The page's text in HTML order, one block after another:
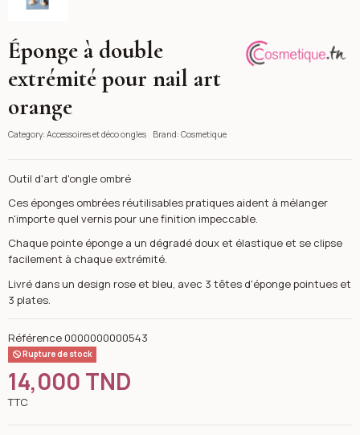
Cosmetique
Éponge à double
extrémité pour nail art
orange
Category: Accessoires et déco ongles Brand: Cosmetique
Outil d'art d'ongle ombré
Ces éponges ombrées réutilisables pratiques aident à mélanger
n'importe quel vernis pour une finition impeccable.
Chaque pointe éponge a un dégradé doux et élastique et se clipse
facilement à chaque extrémité.
Livré dans un design rose et bleu, avec 3 têtes d'éponge pointues et
3 plates.
Référence 0000000000543
Rupture de stock
14,000 TND
TTC